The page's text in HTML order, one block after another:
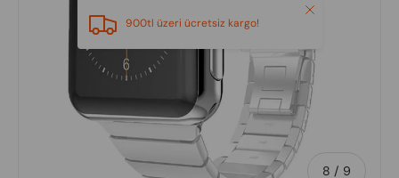
8 / of
9
900tl üzeri ücretsiz kargo!
Close